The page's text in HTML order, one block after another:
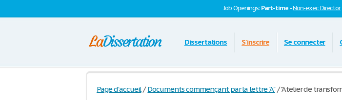
Job Openings:Part-time -Non-exec Director
Dissertations S'inscrire Se connecter
Page d'accueil / Documents commençant par la lettre "A" /"Atelier de